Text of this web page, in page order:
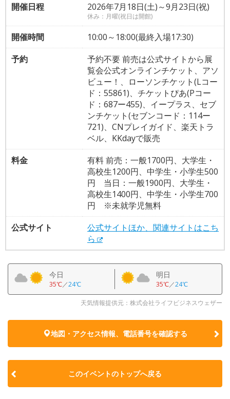
開催日程
2026年7月18日(土)～9月23日(祝)
休み：月曜(祝日は開館)
開催時間
10:00～18:00(最終入場17:30)
予約
予約不要 前売は公式サイトから展
覧会公式オンラインチケット、アソ
ビュー！、ローソンチケット(Lコー
ド：55861)、チケットぴあ(Pコー
ド：687ー455)、イープラス、セブ
ンチケット(セブンコード：114ー
721)、CNプレイガイド、楽天トラ
ベル、KKdayで販売
料金
有料 前売：一般1700円、大学生・
高校生1200円、中学生・小学生500
円 当日：一般1900円、大学生・
高校生1400円、中学生・小学生700
円 ※未就学児無料
公式サイト
公式サイトほか、関連サイトはこち
ら
今日
35℃／24℃
明日
35℃／24℃
天気情報提供元：株式会社ライフビジネスウェザー
地図・アクセス情報、電話番号を確認する
このイベントのトップへ戻る